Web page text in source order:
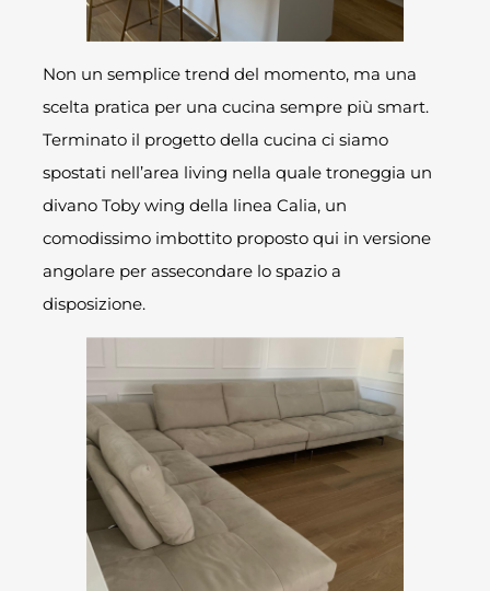
Non un semplice trend del momento, ma una
scelta pratica per una cucina sempre più smart.
Terminato il progetto della cucina ci siamo
spostati nell’area living nella quale troneggia un
divano Toby wing della linea Calia, un
comodissimo imbottito proposto qui in versione
angolare per assecondare lo spazio a
disposizione.